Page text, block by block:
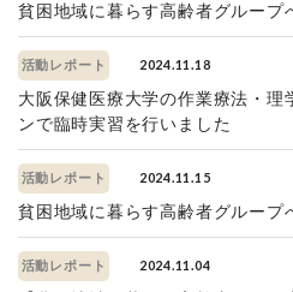
貧困地域に暮らす高齢者グループ
活動レポート 2024.11.18
大阪保健医療大学の作業療法・理
ンで臨時実習を行いました
活動レポート 2024.11.15
貧困地域に暮らす高齢者グループ
活動レポート 2024.11.04